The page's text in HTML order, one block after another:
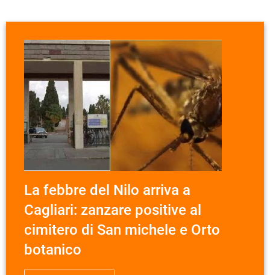
La febbre del Nilo arriva a
Cagliari: zanzare positive al
cimitero di San michele e Orto
botanico